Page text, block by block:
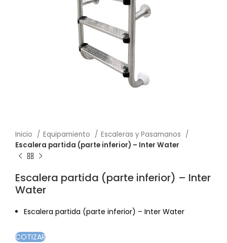
Inicio Equipamiento
Escaleras y Pasamanos
Escalera partida (parte inferior) – Inter Water
Escalera partida (parte inferior) – Inter
Water
Escalera partida (parte inferior) – Inter Water
COTIZAR